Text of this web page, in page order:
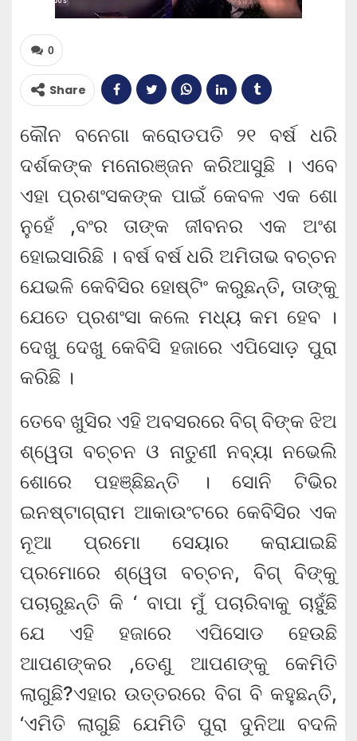
0
Share
କୌନ ବନେଗା କରୋଡପତି ୨୧ ବର୍ଷ ଧରି
ଦର୍ଶକଙ୍କ ମନୋରଞ୍ଜନ କରିଆସୁଛି । ଏବେ
ଏହା ପ୍ରଶଂସକଙ୍କ ପାଇଁ କେବଳ ଏକ ଶୋ
ନୁହେଁ ,ବଂର ତାଙ୍କ ଜୀବନର ଏକ ଅଂଶ
ହୋଇସାରିଛି । ବର୍ଷ ବର୍ଷ ଧରି ଅମିତାଭ ବଚ୍ଚନ
ଯେଭଳି କେବିସିର ହୋଷ୍ଟିଂ କରୁଛନ୍ତି, ତାଙ୍କୁ
ଯେତେ ପ୍ରଶଂସା କଲେ ମଧ୍ୟ କମ ହେବ ।
ଦେଖୁ ଦେଖୁ କେବିସି ହଜାରେ ଏପିସୋଡ଼ ପୁରା
କରିଛି ।
ତେବେ ଖୁସିର ଏହି ଅବସରରେ ବିଗ୍ ବିଙ୍କ ଝିଅ
ଶ୍ୱେତା ବଚ୍ଚନ ଓ ନାତୁଣୀ ନବ୍ୟା ନଭେଲି
ଶୋରେ ପହଞ୍ଛିଛନ୍ତି । ସୋନି ଟିଭିର
ଇନଷ୍ଟାଗ୍ରାମ ଆକାଉଂଟରେ କେବିସିର ଏକ
ନୂଆ ପ୍ରମୋ ସେୟାର କରାଯାଇଛି
ପ୍ରମୋରେ ଶ୍ୱେତା ବଚ୍ଚନ, ବିଗ୍ ବିଙ୍କୁ
ପଚାରୁଛନ୍ତି କି ‘ ବାପା ମୁଁ ପଚାରିବାକୁ ଚାହୁଁଛି
ଯେ ଏହି ହଜାରେ ଏପିସୋଡ ହେଉଛି
ଆପଣଙ୍କର ,ତେଣୁ ଆପଣଙ୍କୁ କେମିତି
ଲାଗୁଛି?ଏହାର ଉତ୍ତରରେ ବିଗ ବି କହୁଛନ୍ତି,
‘ଏମିତି ଲାଗୁଛି ଯେମିତି ପୁରା ଦୁନିଆ ବଦଳି